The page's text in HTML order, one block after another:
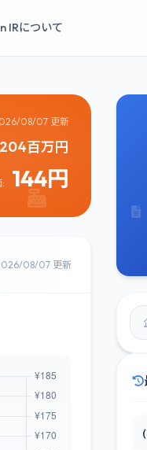
IRについて
08/07 更新
百万円
144円
08/07 更新